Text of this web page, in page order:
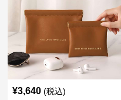
¥3,640 (税込)